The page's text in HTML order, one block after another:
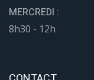
MERCREDI :
8h30 - 12h